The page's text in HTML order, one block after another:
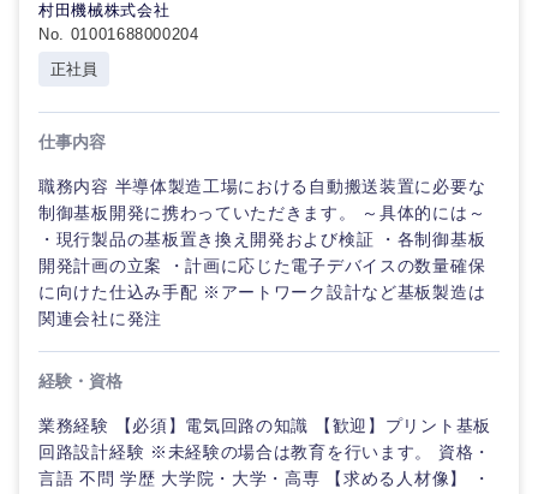
村田機械株式会社
No. 01001688000204
正社員
仕事内容
職務内容 半導体製造工場における自動搬送装置に必要な
制御基板開発に携わっていただきます。 ～具体的には～
・現行製品の基板置き換え開発および検証 ・各制御基板
開発計画の立案 ・計画に応じた電子デバイスの数量確保
に向けた仕込み手配 ※アートワーク設計など基板製造は
関連会社に発注
経験・資格
業務経験 【必須】電気回路の知識 【歓迎】プリント基板
回路設計経験 ※未経験の場合は教育を行います。 資格・
言語 不問 学歴 大学院・大学・高専 【求める人材像】 ・